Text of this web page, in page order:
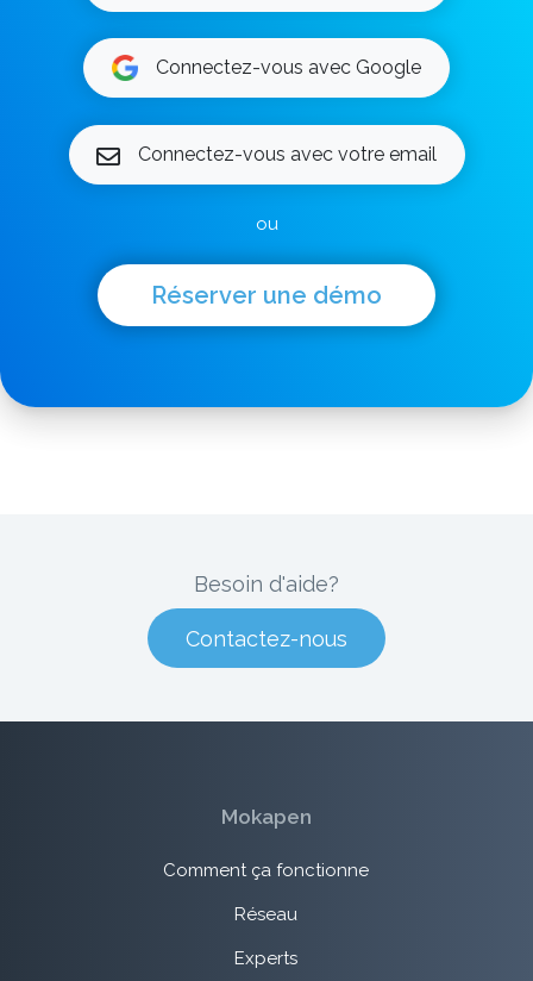
Connectez-vous avec Google
Connectez-vous avec votre email
ou
Réserver une démo
Besoin d'aide?
Contactez-nous
Mokapen
Comment ça fonctionne
Réseau
Experts